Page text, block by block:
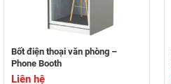
Bốt điện thoại văn phòng –
Phone Booth
Liên hệ